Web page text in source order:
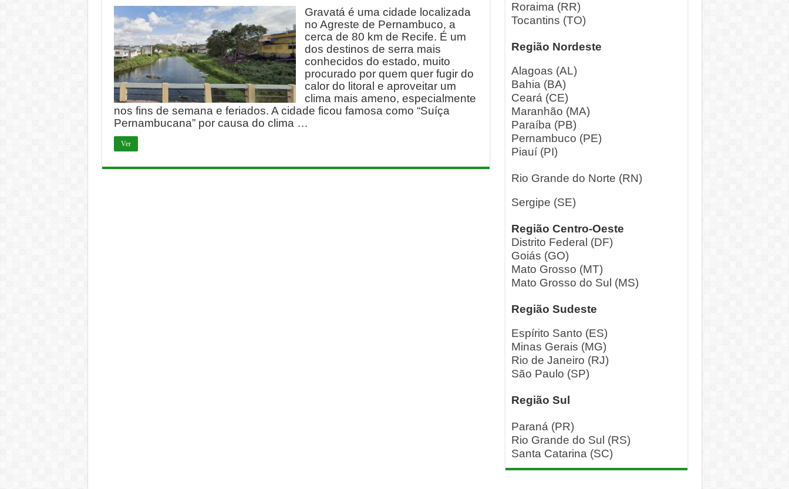
Gravatá é uma cidade localizada
no Agreste de Pernambuco, a
cerca de 80 km de Recife. É um
dos destinos de serra mais
conhecidos do estado, muito
procurado por quem quer fugir do
calor do litoral e aproveitar um
clima mais ameno, especialmente
nos fins de semana e feriados. A cidade ficou famosa como “Suíça
Pernambucana” por causa do clima …
Ver
Roraima (RR)
Tocantins (TO)
Região Nordeste
Alagoas (AL)
Bahia (BA)
Ceará (CE)
Maranhão (MA)
Paraíba (PB)
Pernambuco (PE)
Piauí (PI)
Rio Grande do Norte (RN)
Sergipe (SE)
Região Centro-Oeste
Distrito Federal (DF)
Goiás (GO)
Mato Grosso (MT)
Mato Grosso do Sul (MS)
Região Sudeste
Espírito Santo (ES)
Minas Gerais (MG)
Rio de Janeiro (RJ)
São Paulo (SP)
Região Sul
Paraná (PR)
Rio Grande do Sul (RS)
Santa Catarina (SC)